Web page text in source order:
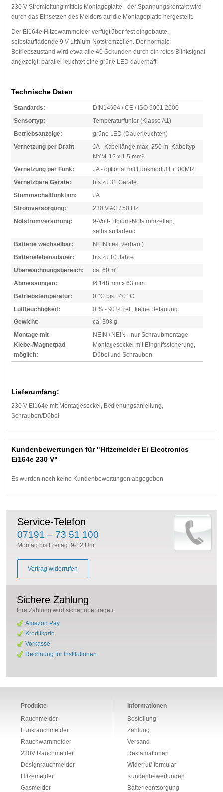
230 V-Stromleitung mittels Montageplatte - der Spannungskontakt wird
durch das Einsetzen des Melders auf die Montageplatte hergestellt.
Der Ei164e Hitzewarnmelder verfügt über fest eingebaute,
selbstaufladende 9 V-Lithium-Notstromzellen. Der normale
Betriebszustand wird etwa alle 40 Sekunden durch ein rotes Blinksignal
angezeigt; parallel leuchtet eine grüne LED dauerhaft.
Technische Daten
Standards:
DIN14604 / CE / ISO 9001:2000
Sensortyp:
Temperaturfühler (Klasse A1)
Betriebsanzeige:
grüne LED (Dauerleuchten)
Vernetzung per Draht
JA - Kabellänge max. 250 m, Kabeltyp
NYM-J 5 x 1,5 mm²
Vernetzung per Funk:
JA - optional mit Funkmodul Ei100MRF
Vernetzbare Geräte:
bis zu 31 Geräte
Stummschaltfunktion:
JA
Stromversorgung:
230 V AC / 50 Hz
Notstromversorung:
9-Volt-Lithium-Notstromzellen,
selbstaufladend
Batterie wechselbar:
NEIN (fest verbaut)
Batterielebensdauer:
bis zu 10 Jahre
Überwachnungsbereich:
ca. 60 m²
Abmessungen:
Ø 148 mm x 63 mm
Betriebstemperatur:
0 °C bis +40 °C
Luftfeuchtigkeit:
0 % - 90 % rel., keine Betauung
Gewicht:
ca. 308 g
Montage mit
Klebe-/Magnetpad
möglich:
NEIN / NEIN - nur Schraubmontage
Montagesockel mit Eingriffssicherung,
Dübel und Schrauben
Lieferumfang:
230 V Ei164e mit Montagesockel, Bedienungsanleitung,
Schrauben/Dübel
Kundenbewertungen für "Hitzemelder Ei Electronics
Ei164e 230 V"
Es wurden noch keine Kundenbewertungen abgegeben
Service-Telefon
07191 – 73 51 100
Montag bis Freitag: 9-12 Uhr
Vertrag widerrufen
Sichere Zahlung
Ihre Zahlung wird sicher übertragen.
Amazon Pay
Kreditkarte
Vorkasse
Rechnung für Institutionen
Produkte
Rauchmelder
Funkrauchmelder
Rauchwarnmelder
230V Rauchmelder
Designrauchmelder
Hitzemelder
Gasmelder
Informationen
Bestellung
Zahlung
Versand
Reklamationen
Widerruf/-formular
Kundenbewertungen
Batterieentsorgung